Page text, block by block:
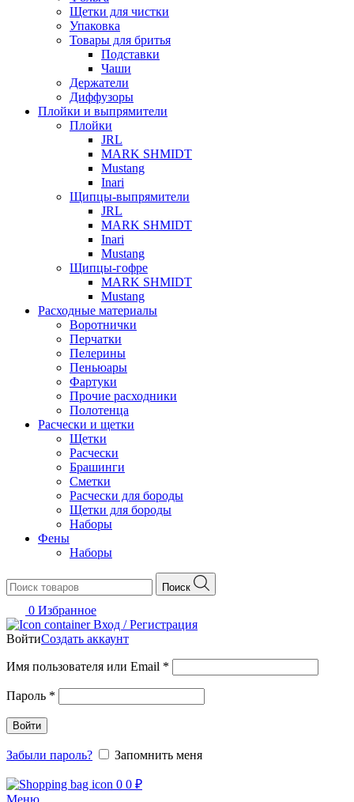
Щетки для чистки
Упаковка
Товары для бритья
Подставки
Чаши
Держатели
Диффузоры
Плойки и выпрямители
Плойки
JRL
MARK SHMIDT
Mustang
Inari
Щипцы-выпрямители
JRL
MARK SHMIDT
Inari
Mustang
Щипцы-гофре
MARK SHMIDT
Mustang
Расходные материалы
Воротнички
Перчатки
Пелерины
Пеньюары
Фартуки
Прочие расходники
Полотенца
Расчески и щетки
Щетки
Расчески
Брашинги
Сметки
Расчески для бороды
Щетки для бороды
Наборы
Фены
Наборы
Поиск
0 Избранное
Вход / Регистрация
ВойтиСоздать аккаунт
Имя пользователя или Email *
Пароль *
Войти
Забыли пароль? Запомнить меня
0 0 ₽
Меню